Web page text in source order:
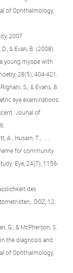
of Ophthalmology,
2007
& Evan, B. (2008).
young myope with
28(5), 404-421.
S., & Evans, B.
eye examinations
Jounal of
A., Husain, T., . . .
for community
Eye, 24(7), 1156-
des
DOZ, 12,
G., & McPherson, S.
the diagnosis and
of Ophthalmology,